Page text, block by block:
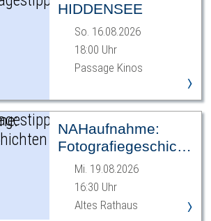
HIDDENSEE
So. 16.08.2026
18:00 Uhr
Passage Kinos
›
NAHaufnahme:
Fotografiegeschichten
Leipzigs
Mi. 19.08.2026
16:30 Uhr
Altes Rathaus
›